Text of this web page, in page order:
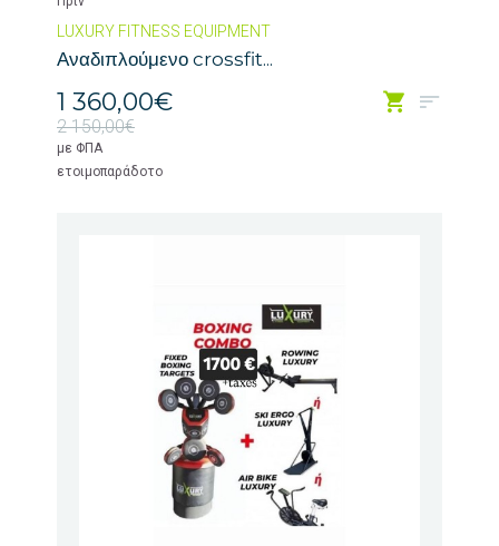
LUXURY FITNESS EQUIPMENT
Αναδιπλούμενο crossfit...
1 360,00€
2 150,00€
με ΦΠΑ
ετοιμοπαράδοτο